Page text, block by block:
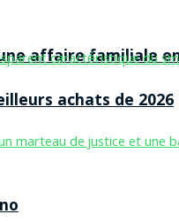
affaire familiale
achats de 2026